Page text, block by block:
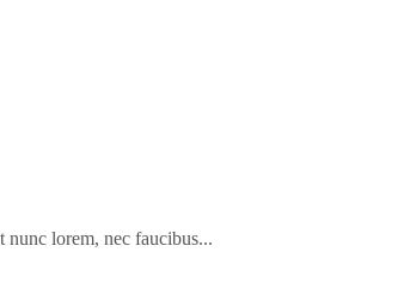
lorem, nec faucibus...